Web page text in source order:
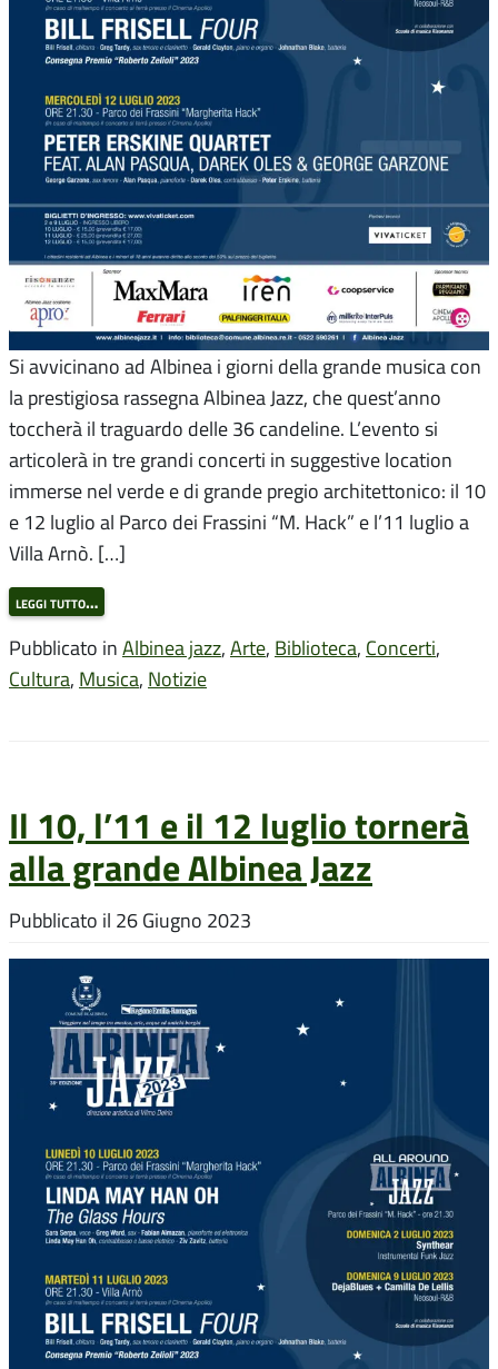
Si avvicinano ad Albinea i giorni della grande musica con
la prestigiosa rassegna Albinea Jazz, che quest’anno
toccherà il traguardo delle 36 candeline. L’evento si
articolerà in tre grandi concerti in suggestive location
immerse nel verde e di grande pregio architettonico: il 10
e 12 luglio al Parco dei Frassini “M. Hack” e l’11 luglio a
Villa Arnò. […]
leggi tutto…
Pubblicato in Albinea jazz, Arte, Biblioteca, Concerti,
Cultura, Musica, Notizie
Il 10, l’11 e il 12 luglio tornerà
alla grande Albinea Jazz
Pubblicato il 26 Giugno 2023